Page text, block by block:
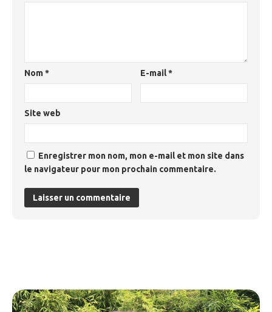
Nom* E-mail*
Site web
Enregistrer mon nom, mon e-mail et mon site dans
le navigateur pour mon prochain commentaire.